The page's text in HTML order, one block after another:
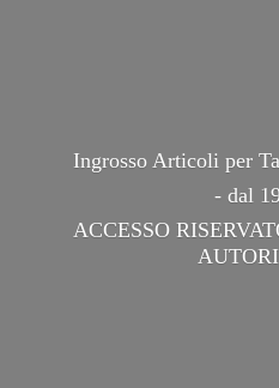
Ingrosso Articoli per
- dal
ACCESSO